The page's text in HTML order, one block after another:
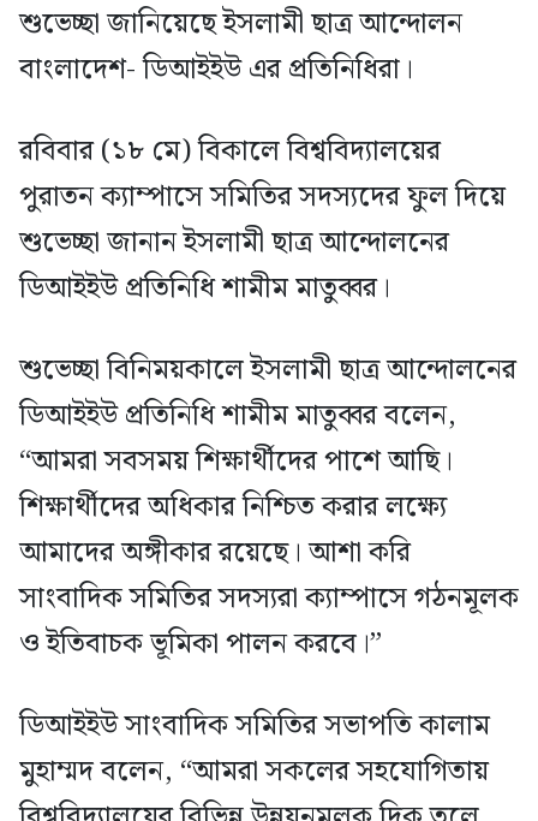
শুভেচ্ছা জানিয়েছে ইসলামী ছাত্র আন্দোলন
বাংলাদেশ- ডিআইইউ এর প্রতিনিধিরা।
রবিবার (১৮ মে) বিকালে বিশ্ববিদ্যালয়ের
পুরাতন ক্যাম্পাসে সমিতির সদস্যদের ফুল দিয়ে
শুভেচ্ছা জানান ইসলামী ছাত্র আন্দোলনের
ডিআইইউ প্রতিনিধি শামীম মাতুব্বর।
শুভেচ্ছা বিনিময়কালে ইসলামী ছাত্র আন্দোলনের
ডিআইইউ প্রতিনিধি শামীম মাতুব্বর বলেন,
“আমরা সবসময় শিক্ষার্থীদের পাশে আছি।
শিক্ষার্থীদের অধিকার নিশ্চিত করার লক্ষ্যে
আমাদের অঙ্গীকার রয়েছে। আশা করি
সাংবাদিক সমিতির সদস্যরা ক্যাম্পাসে গঠনমূলক
ও ইতিবাচক ভূমিকা পালন করবে।”
ডিআইইউ সাংবাদিক সমিতির সভাপতি কালাম
মুহাম্মদ বলেন, “আমরা সকলের সহযোগিতায়